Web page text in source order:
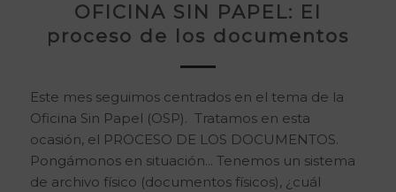
OFICINA SIN PAPEL: El
proceso de los documentos
Este mes seguimos centrados en el tema de la
Oficina Sin Papel (OSP). Tratamos en esta
ocasión, el PROCESO DE LOS DOCUMENTOS.
Pongámonos en situación... Tenemos un sistema
de archivo físico (documentos físicos), ¿cuál